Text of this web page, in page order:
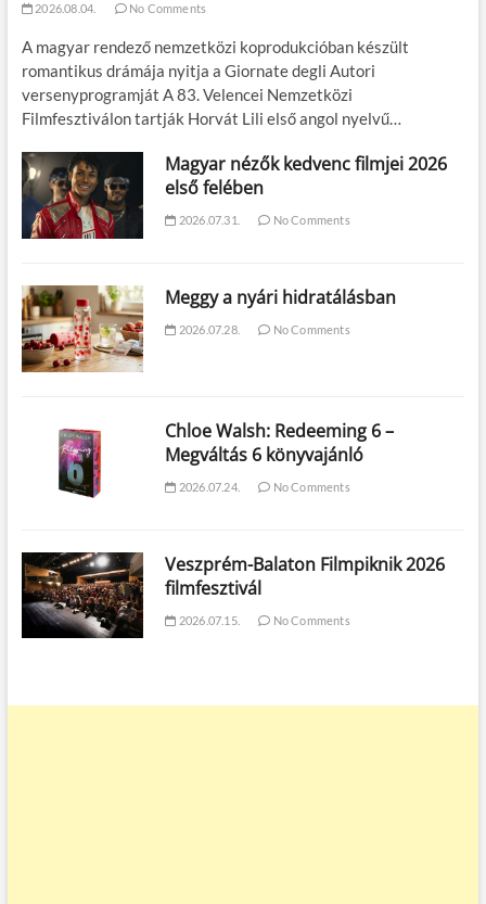
2026.08.04. No Comments
A magyar rendező nemzetközi koprodukcióban készült
romantikus drámája nyitja a Giornate degli Autori
versenyprogramját A 83. Velencei Nemzetközi
Filmfesztiválon tartják Horvát Lili első angol nyelvű…
Magyar nézők kedvenc filmjei 2026
első felében
2026.07.31. No Comments
Meggy a nyári hidratálásban
2026.07.28. No Comments
Chloe Walsh: Redeeming 6 –
Megváltás 6 könyvajánló
2026.07.24. No Comments
Veszprém-Balaton Filmpiknik 2026
filmfesztivál
2026.07.15. No Comments